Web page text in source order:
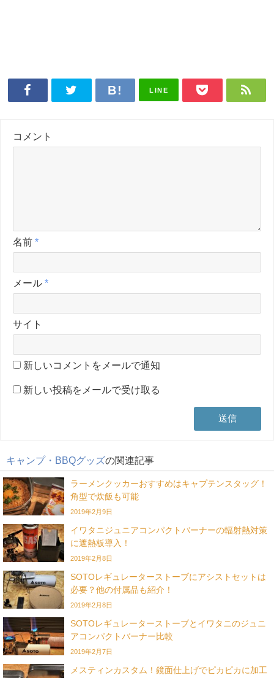
LINE
コメント
名前 *
メール *
サイト
新しいコメントをメールで通知
新しい投稿をメールで受け取る
キャンプ・BBQグッズの関連記事
ラーメンクッカーおすすめはキャプテンスタッグ！
角型で炊飯も可能
2019年2月9日
イワタニジュニアコンパクトバーナーの輻射熱対策
に遮熱板導入！
2019年2月8日
SOTOレギュレーターストーブにアシストセットは
必要？他の付属品も紹介！
2019年2月8日
SOTOレギュレーターストーブとイワタニのジュニ
アコンパクトバーナー比較
2019年2月7日
メスティンカスタム！鏡面仕上げでピカピカに加工